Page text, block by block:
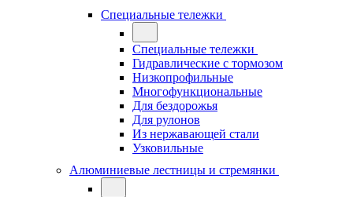
Специальные тележки
Специальные тележки
Гидравлические с тормозом
Низкопрофильные
Многофункциональные
Для бездорожья
Для рулонов
Из нержавающей стали
Узковильные
Алюминиевые лестницы и стремянки